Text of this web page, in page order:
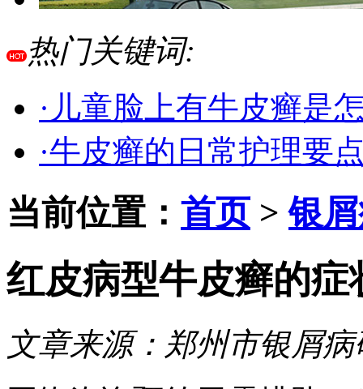
热门关键词:
·儿童脸上有牛皮癣是
·牛皮癣的日常护理要
当前位置： 首页>银
红皮病型牛皮癣的症
文章来源： 郑州市银屑